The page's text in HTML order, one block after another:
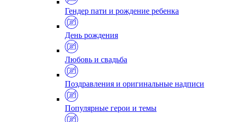
Гендер пати и рождение ребенка
День рождения
Любовь и свадьба
Поздравления и оригинальные надписи
Популярные герои и темы